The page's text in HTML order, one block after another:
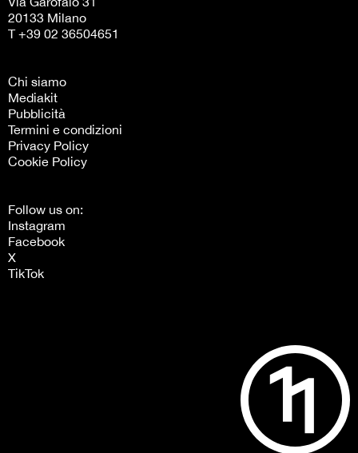
20133 Milano
T +39 02 36504651
Chi siamo
Mediakit
Pubblicità
Termini e condizioni
Privacy Policy
Cookie Policy
Follow us on:
Instagram
Facebook
X
TikTok